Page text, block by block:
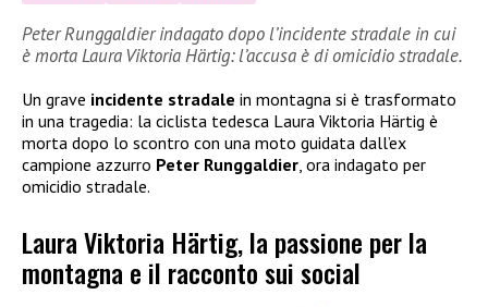
Peter Runggaldier indagato dopo l’incidente stradale in cui
è morta Laura Viktoria Härtig: l’accusa è di omicidio stradale.
Un grave incidente stradale in montagna si è trasformato
in una tragedia: la ciclista tedesca Laura Viktoria Härtig è
morta dopo lo scontro con una moto guidata dall’ex
campione azzurro Peter Runggaldier, ora indagato per
omicidio stradale.
Laura Viktoria Härtig, la passione per la
montagna e il racconto sui social